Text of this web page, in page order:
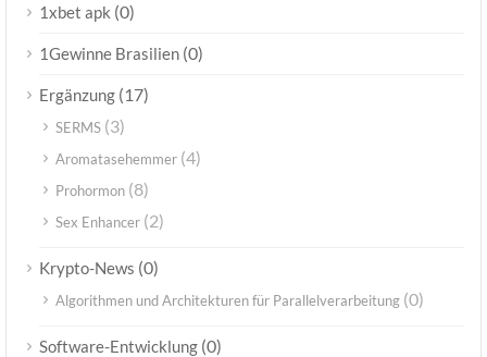
1xbet apk (0)
1Gewinne Brasilien (0)
Ergänzung (17)
SERMS (3)
Aromatasehemmer (4)
Prohormon (8)
Sex Enhancer (2)
Krypto-News (0)
Algorithmen und Architekturen für Parallelverarbeitung (0)
Software-Entwicklung (0)